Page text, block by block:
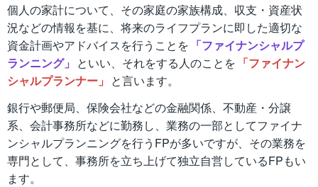
個人の家計について、その家庭の家族構成、収支・資産状
況などの情報を基に、将来のライフプランに即した適切な
資金計画やアドバイスを行うことを 「ファイナンシャルプ
ランニング」 といい、それをする人のことを 「ファイナン
シャルプランナー」 と言います。
銀行や郵便局、保険会社などの金融関係、不動産・分譲
系、会計事務所などに勤務し、業務の一部としてファイナ
ンシャルプランニングを行うFPが多いですが、その業務を
専門として、事務所を立ち上げて独立自営しているFPもい
ます。